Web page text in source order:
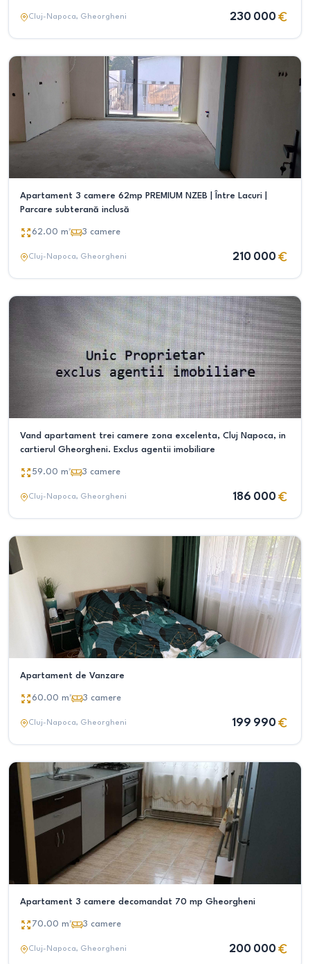
Cluj-Napoca, Gheorgheni 230 000
Apartament 3 camere 62mp PREMIUM NZEB | Între Lacuri |
Parcare subterană inclusă
62.00 m² 3 camere
Cluj-Napoca, Gheorgheni 210 000
Vand apartament trei camere zona excelenta, Cluj Napoca, in
cartierul Gheorgheni. Exclus agentii imobiliare
59.00 m² 3 camere
Cluj-Napoca, Gheorgheni 186 000
Apartament de Vanzare
60.00 m² 3 camere
Cluj-Napoca, Gheorgheni 199 990
Apartament 3 camere decomandat 70 mp Gheorgheni
70.00 m² 3 camere
Cluj-Napoca, Gheorgheni 200 000